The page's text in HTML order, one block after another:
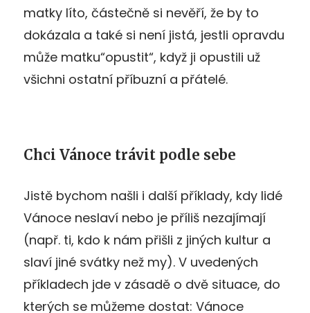
matky líto, částečně si nevěří, že by to
dokázala a také si není jistá, jestli opravdu
může matku“opustit“, když ji opustili už
všichni ostatní příbuzní a přátelé.
Chci Vánoce trávit podle sebe
Jistě bychom našli i další příklady, kdy lidé
Vánoce neslaví nebo je příliš nezajímají
(např. ti, kdo k nám přišli z jiných kultur a
slaví jiné svátky než my). V uvedených
příkladech jde v zásadě o dvě situace, do
kterých se můžeme dostat: Vánoce